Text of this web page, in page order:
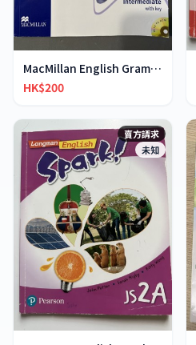
MacMillan English Grammar in Context
HK$200
賣方請求
未知